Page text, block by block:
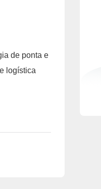
de ponta e
logística